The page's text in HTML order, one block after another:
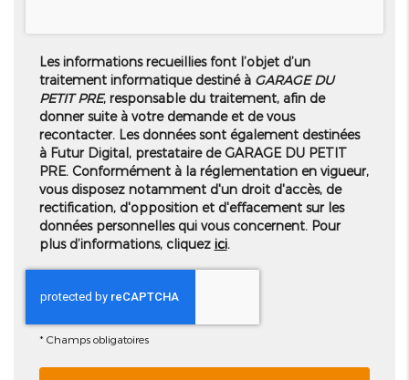
Les informations recueillies font l’objet d’un
traitement informatique destiné àGARAGE DU
PETIT PRE, responsable du traitement, afin de
donner suite à votre demande et de vous
recontacter. Les données sont également destinées
à Futur Digital, prestataire de GARAGE DU PETIT
PRE. Conformément à la réglementation en vigueur,
vous disposez notamment d'un droit d'accès, de
rectification, d'opposition et d'effacement sur les
données personnelles qui vous concernent. Pour
plus d’informations, cliquez ici.
* Champs obligatoires